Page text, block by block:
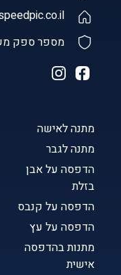
מתנה לאישה
מתנה לגבר
הדפסה על אבן
בזלת
הדפסה על קנבס
הדפסה על עץ
מתנות בהדפסה
אישית
מספר ספק משרד